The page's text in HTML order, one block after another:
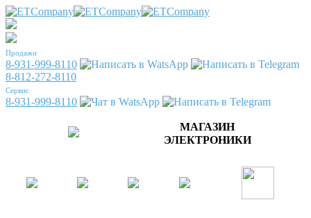
Продажи
8-931-999-8110
8-812-272-8110
Сервис
8-931-999-8110
МАГАЗИН
ЭЛЕКТРОНИКИ